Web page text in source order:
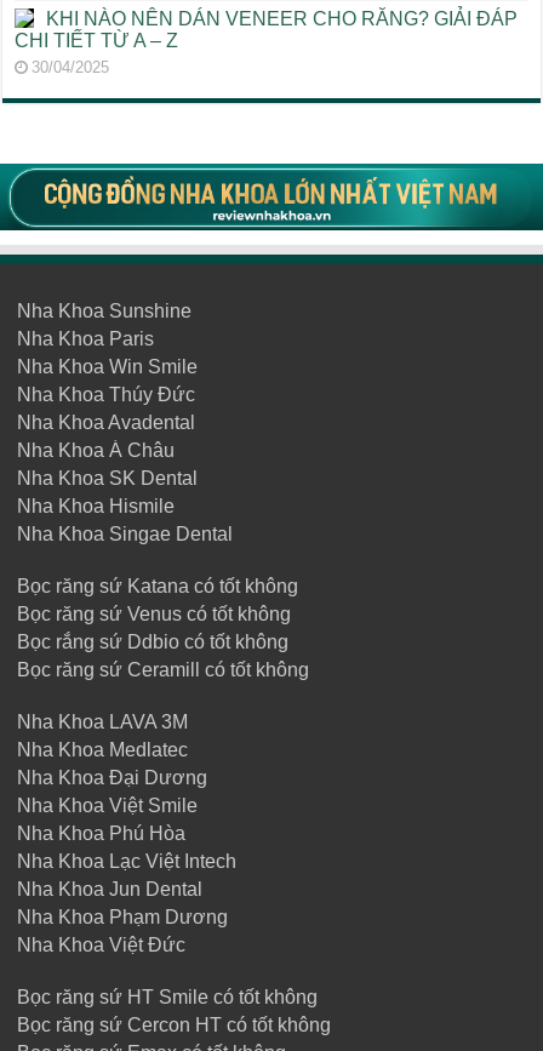
KHI NÀO NÊN DÁN VENEER CHO RĂNG? GIẢI ĐÁP
CHI TIẾT TỪ A – Z
30/04/2025
Nha Khoa Sunshine
Nha Khoa Paris
Nha Khoa Win Smile
Nha Khoa Thúy Đức
Nha Khoa Avadental
Nha Khoa Á Châu
Nha Khoa SK Dental
Nha Khoa Hismile
Nha Khoa Singae Dental
Bọc răng sứ Katana có tốt không
Bọc răng sứ Venus có tốt không
Bọc rắng sứ Ddbio có tốt không
Bọc răng sứ Ceramill có tốt không
Nha Khoa LAVA 3M
Nha Khoa Medlatec
Nha Khoa Đại Dương
Nha Khoa Việt Smile
Nha Khoa Phú Hòa
Nha Khoa Lạc Việt Intech
Nha Khoa Jun Dental
Nha Khoa Phạm Dương
Nha Khoa Việt Đức
Bọc răng sứ HT Smile có tốt không
Bọc răng sứ Cercon HT có tốt không